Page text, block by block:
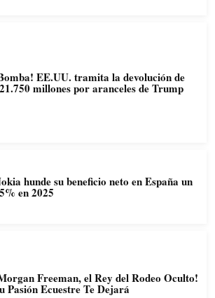
EE.UU. tramita la devolución de
millones por aranceles de Trump
hunde su beneficio neto en España un
en 2025
Freeman, el Rey del Rodeo Oculto!
Pasión Ecuestre Te Dejará